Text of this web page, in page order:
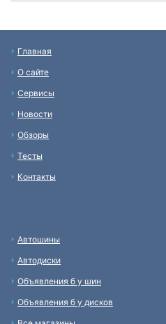
Главная
О сайте
Сервисы
Новости
Обзоры
Тесты
Контакты
Автошины
Автодиски
Объявления б у шин
Объявления б у дисков